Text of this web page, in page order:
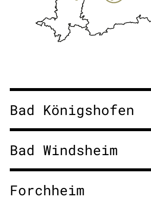
Bad Königshofen
Bad Windsheim
Forchheim